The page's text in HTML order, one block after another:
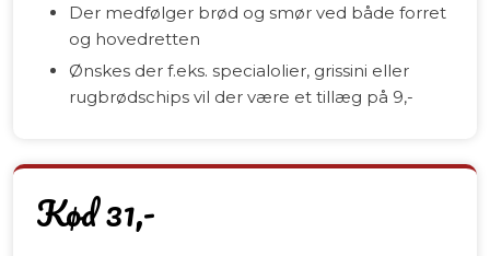
Der medfølger brød og smør ved både forret
og hovedretten
Ønskes der f.eks. specialolier, grissini eller
rugbrødschips vil der være et tillæg på 9,-
Kød 31,-